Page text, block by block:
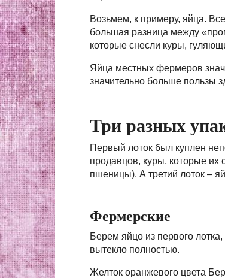
Возьмем, к примеру, яйца.
большая разница между
которые снесли куры,
Яйца местных фермеров
значительно больше пользы
Три разных
Первый лоток был куплен
продавцов, куры, которые их
пшеницы). А третий лоток –
Фермерские
Берем яйцо из первого
вытекло полностью.
Желток оранжевого цвета